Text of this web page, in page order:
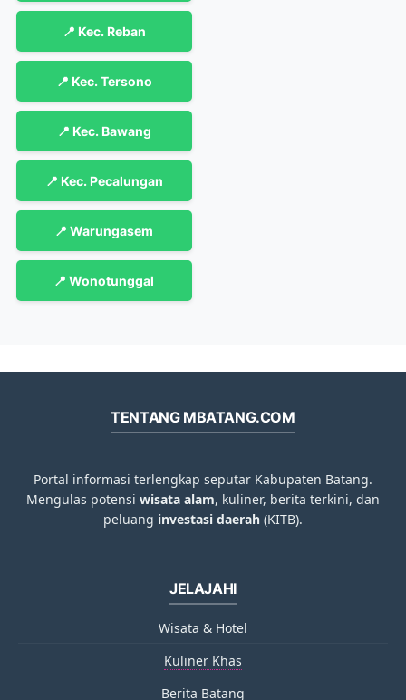
📍 Kec. Reban
📍 Kec. Tersono
📍 Kec. Bawang
📍 Kec. Pecalungan
📍 Warungasem
📍 Wonotunggal
TENTANG MBATANG.COM
Portal informasi terlengkap seputar Kabupaten Batang.
Mengulas potensi wisata alam, kuliner, berita terkini, dan
peluang investasi daerah (KITB).
JELAJAHI
Wisata & Hotel
Kuliner Khas
Berita Batang